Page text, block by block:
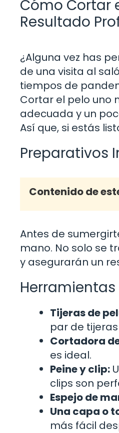
Cómo Cortar
Resultado
¿Alguna vez has
de una visita al
tiempos de
Cortar el pelo uno
adecuada y un
Así que, si estás
Preparativos
Contenido de
Antes de
mano. No solo se
y asegurarán un
Herramientas
Tijeras de
par de
Cortadora
es ideal.
Peine y clip:
clips son
Espejo de
Una capa o
más fácil